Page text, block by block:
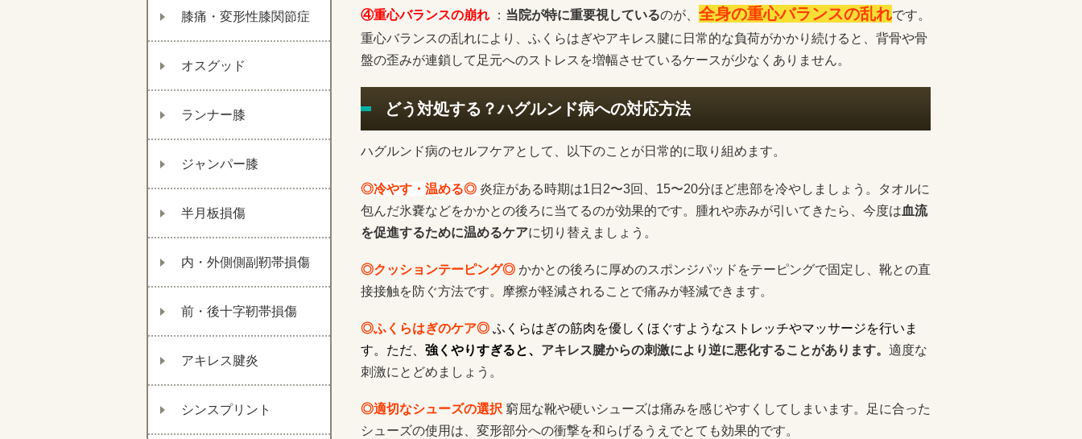
膝痛・変形性膝関節症
オスグッド
ランナー膝
ジャンパー膝
半月板損傷
内・外側側副靭帯損傷
前・後十字靭帯損傷
アキレス腱炎
シンスプリント
④重心バランスの崩れ ： 当院が特に重要視しているのが、 全身の重心バランスの乱れです。
重心バランスの乱れにより、ふくらはぎやアキレス腱に日常的な負荷がかかり続けると、背骨や骨
盤の歪みが連鎖して足元へのストレスを増幅させているケースが少なくありません。
どう対処する？ハグルンド病への対応方法
ハグルンド病のセルフケアとして、以下のことが日常的に取り組めます。
◎冷やす・温める◎ 炎症がある時期は1日2〜3回、15〜20分ほど患部を冷やしましょう。タオルに
包んだ氷嚢などをかかとの後ろに当てるのが効果的です。腫れや赤みが引いてきたら、今度は血流
を促進するために温めるケアに切り替えましょう。
◎クッションテーピング◎ かかとの後ろに厚めのスポンジパッドをテーピングで固定し、靴との直
接接触を防ぐ方法です。摩擦が軽減されることで痛みが軽減できます。
◎ふくらはぎのケア◎ ふくらはぎの筋肉を優しくほぐすようなストレッチやマッサージを行いま
す。ただ、 強くやりすぎると、 アキレス腱からの刺激により逆に悪化することがあります。 適度な
刺激にとどめましょう。
◎適切なシューズの選択 窮屈な靴や硬いシューズは痛みを感じやすくしてしまいます。足に合った
シューズの使用は、変形部分への衝撃を和らげるうえでとても効果的です。